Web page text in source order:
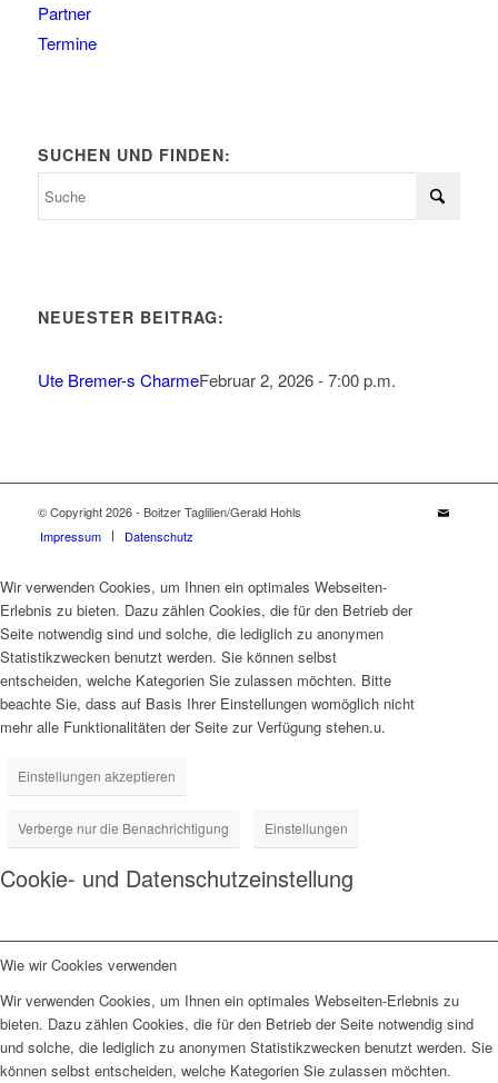
Partner
Termine
SUCHEN UND FINDEN:
NEUESTER BEITRAG:
Ute Bremer-s CharmeFebruar 2, 2026 - 7:00 p.m.
© Copyright 2026 - Boitzer Taglilien/Gerald Hohls
Impressum
Datenschutz
Wir verwenden Cookies, um Ihnen ein optimales Webseiten-
Erlebnis zu bieten. Dazu zählen Cookies, die für den Betrieb der
Seite notwendig sind und solche, die lediglich zu anonymen
Statistikzwecken benutzt werden. Sie können selbst
entscheiden, welche Kategorien Sie zulassen möchten. Bitte
beachte Sie, dass auf Basis Ihrer Einstellungen womöglich nicht
mehr alle Funktionalitäten der Seite zur Verfügung stehen.u.
Einstellungen akzeptieren
Verberge nur die Benachrichtigung Einstellungen
Cookie- und Datenschutzeinstellung
Wie wir Cookies verwenden
Wir verwenden Cookies, um Ihnen ein optimales Webseiten-Erlebnis zu
bieten. Dazu zählen Cookies, die für den Betrieb der Seite notwendig sind
und solche, die lediglich zu anonymen Statistikzwecken benutzt werden. Sie
können selbst entscheiden, welche Kategorien Sie zulassen möchten.